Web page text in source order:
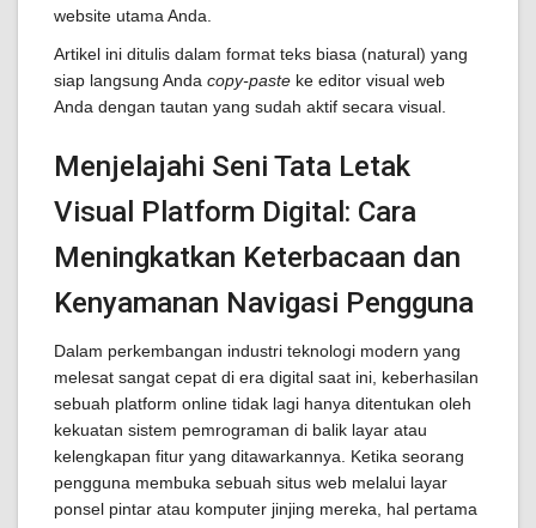
website utama Anda.
Artikel ini ditulis dalam format teks biasa (natural) yang
siap langsung Anda copy-paste ke editor visual web
Anda dengan tautan yang sudah aktif secara visual.
Menjelajahi Seni Tata Letak
Visual Platform Digital: Cara
Meningkatkan Keterbacaan dan
Kenyamanan Navigasi Pengguna
Dalam perkembangan industri teknologi modern yang
melesat sangat cepat di era digital saat ini, keberhasilan
sebuah platform online tidak lagi hanya ditentukan oleh
kekuatan sistem pemrograman di balik layar atau
kelengkapan fitur yang ditawarkannya. Ketika seorang
pengguna membuka sebuah situs web melalui layar
ponsel pintar atau komputer jinjing mereka, hal pertama